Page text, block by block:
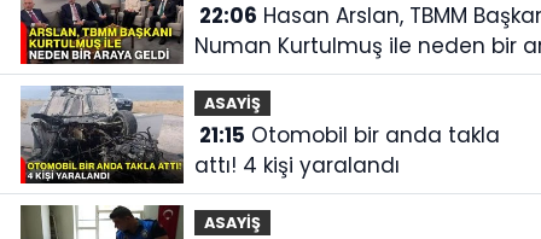
22:06
Numan Kurtulmuş ile neden bir
geldi
ASAYİŞ
21:15
attı! 4 kişi yaralandı
ASAYİŞ